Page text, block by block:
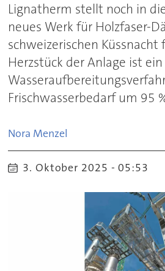
Lignatherm stellt noch in
neues Werk für Holzfaser-
schweizerischen Küssnacht
Herzstück der Anlage ist
Frischwasserbedarf um 95
Nora Menzel
3. Oktober 2025 - 05:53